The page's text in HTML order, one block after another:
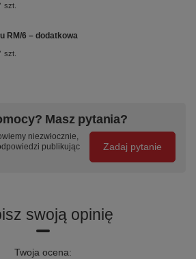
szt.
RM/6 – dodatkowa
szt.
Masz pytania?
niezwłocznie,
publikując
Zadaj pytanie
swoją opinię
Twoja ocena: